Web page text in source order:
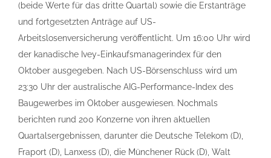
(beide Werte für das dritte Quartal) sowie die Erstanträge
und fortgesetzten Anträge auf US-
Arbeitslosenversicherung veröffentlicht. Um 16:00 Uhr wird
der kanadische Ivey-Einkaufsmanagerindex für den
Oktober ausgegeben. Nach US-Börsenschluss wird um
23:30 Uhr der australische AIG-Performance-Index des
Baugewerbes im Oktober ausgewiesen. Nochmals
berichten rund 200 Konzerne von ihren aktuellen
Quartalsergebnissen, darunter die Deutsche Telekom (D),
Fraport (D), Lanxess (D), die Münchener Rück (D), Walt